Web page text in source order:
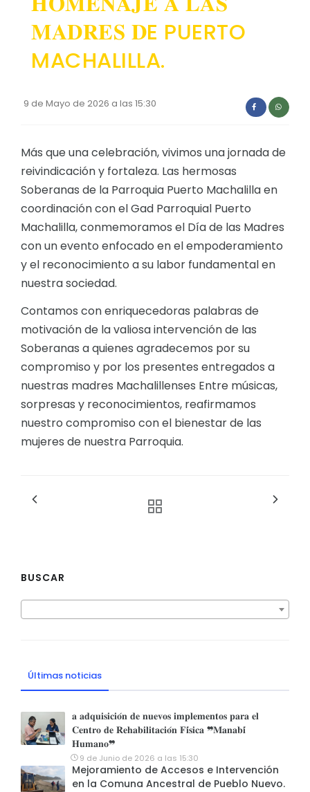
GEOGRAFÍA
Ubicación
Convocatorias
GESTIÓN ADMINISTRATIVA
Plan de desarrollo y Ordenamiento Territorial -
Convenios Institucionales
PRESUPUESTO: EJECUCIÓN Y REPORTES
Cédulas presupuestarias y balances
Procesos de contratación
Ejecución Presupuestaria
𝐌𝐀𝐃𝐑𝐄𝐒 𝐃E PUERTO
MACHALILLA.
9 de Mayo de 2026 a las 15:30
Más que una celebración, vivimos una jornada de
reivindicación y fortaleza. Las hermosas
Soberanas de la Parroquia Puerto Machalilla en
coordinación con el Gad Parroquial Puerto
Machalilla, conmemoramos el Día de las Madres
con un evento enfocado en el empoderamiento
y el reconocimiento a su labor fundamental en
nuestra sociedad.
Contamos con enriquecedoras palabras de
motivación de la valiosa intervención de las
Soberanas a quienes agradecemos por su
compromiso y por los presentes entregados a
nuestras madres Machalillenses Entre músicas,
sorpresas y reconocimientos, reafirmamos
nuestro compromiso con el bienestar de las
mujeres de nuestra Parroquia.
BUSCAR
Últimas noticias
𝐚 𝐚𝐝𝐪𝐮𝐢𝐬𝐢𝐜𝐢𝐨́𝐧 𝐝𝐞 𝐧𝐮𝐞𝐯𝐨𝐬 𝐢𝐦𝐩𝐥𝐞𝐦𝐞𝐧𝐭𝐨𝐬 𝐩𝐚𝐫𝐚 𝐞𝐥
𝐂𝐞𝐧𝐭𝐫𝐨 𝐝𝐞 𝐑𝐞𝐡𝐚𝐛𝐢𝐥𝐢𝐭𝐚𝐜𝐢𝐨́𝐧 𝐅𝐢́𝐬𝐢𝐜𝐚 ❞𝐌𝐚𝐧𝐚𝐛𝐢́
𝐇𝐮𝐦𝐚𝐧𝐨❞
9 de Junio de 2026 a las 15:30
Mejoramiento de Accesos e Intervención
en la Comuna Ancestral de Pueblo Nuevo.